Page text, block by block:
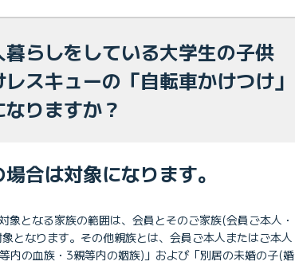
らしをしている大学生の子供
スキューの「自転車かけつけ」
りますか？
合は対象になります。
象となる家族の範囲は、会員とそのご家族(会員ご本人・
となります。その他親族とは、会員ご本人またはご本人
内の血族・3親等内の姻族)」および「別居の未婚の子(婚